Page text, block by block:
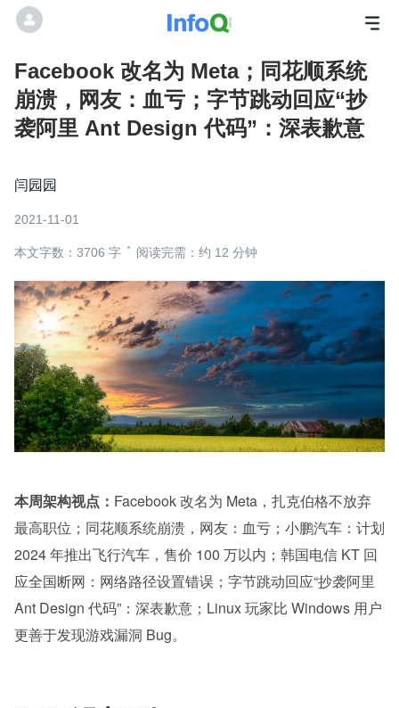
Facebook 改名为 Meta；同花顺系统
崩溃，网友：血亏；字节跳动回应“抄
袭阿里 Ant Design 代码”：深表歉意
闫园园
2021-11-01
本文字数：3706 字 阅读完需：约 12 分钟
本周架构视点： Facebook 改名为 Meta，扎克伯格不放弃
最高职位；同花顺系统崩溃，网友：血亏；小鹏汽车：计划
2024 年推出飞行汽车，售价 100 万以内；韩国电信 KT 回
应全国断网：网络路径设置错误；字节跳动回应“抄袭阿里
Ant Design 代码”：深表歉意；Linux 玩家比 Windows 用户
更善于发现游戏漏洞 Bug。